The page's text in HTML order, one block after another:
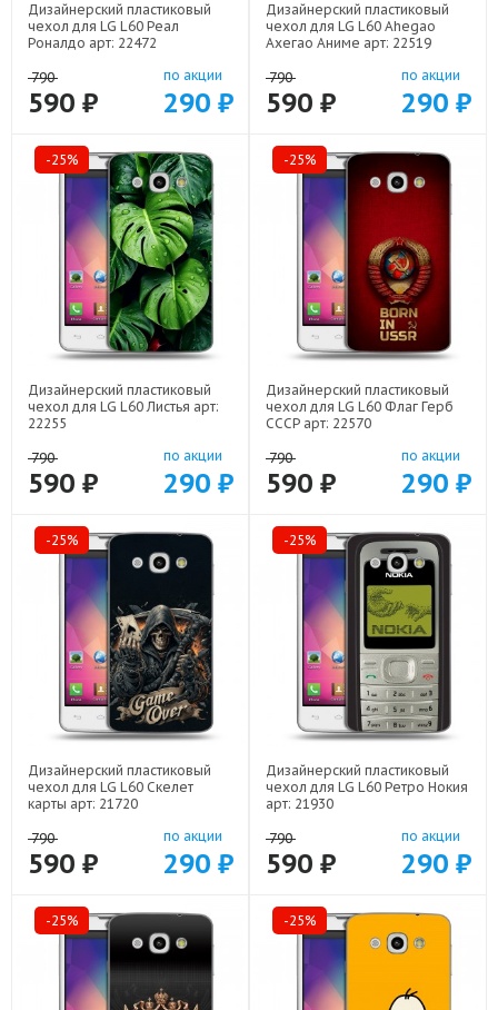
Дизайнерский пластиковый
чехол для LG L60 Реал
Роналдо арт: 22472
790
590 ₽
по акции
290 ₽
Дизайнерский пластиковый
чехол для LG L60 Ahegao
Ахегао Аниме арт: 22519
790
590 ₽
по акции
290 ₽
-25%
Дизайнерский пластиковый
чехол для LG L60 Листья арт:
22255
790
590 ₽
по акции
290 ₽
-25%
Дизайнерский пластиковый
чехол для LG L60 Флаг Герб
СССР арт: 22570
790
590 ₽
по акции
290 ₽
-25%
Дизайнерский пластиковый
чехол для LG L60 Скелет
карты арт: 21720
790
590 ₽
по акции
290 ₽
-25%
Дизайнерский пластиковый
чехол для LG L60 Ретро Нокия
арт: 21930
790
590 ₽
по акции
290 ₽
-25% -25%